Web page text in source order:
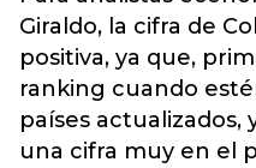
Giraldo, la cifra de
positiva, ya que,
ranking cuando
países actualizados,
una cifra muy en el